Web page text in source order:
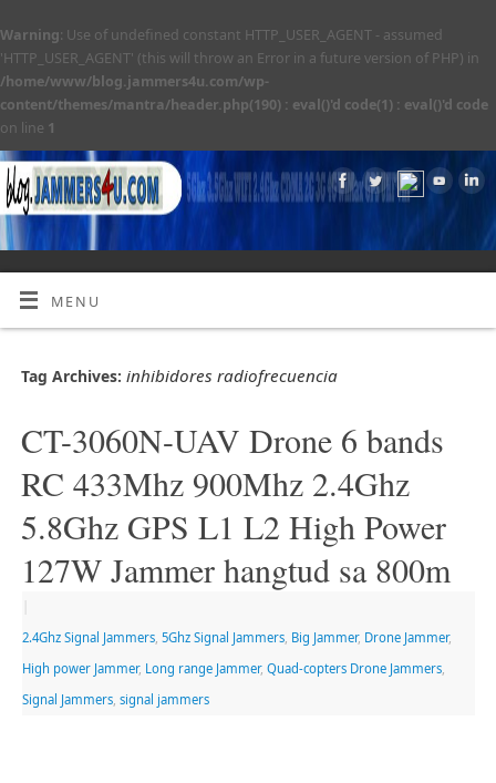
Warning: Use of undefined constant HTTP_USER_AGENT - assumed
'HTTP_USER_AGENT' (this will throw an Error in a future version of PHP) in
/home/www/blog.jammers4u.com/wp-
content/themes/mantra/header.php(190) : eval()'d code(1) : eval()'d code
on line 1
MENU
Tag Archives: inhibidores radiofrecuencia
CT-3060N-UAV Drone 6 bands
RC 433Mhz 900Mhz 2.4Ghz
5.8Ghz GPS L1 L2 High Power
127W Jammer hangtud sa 800m
2.4Ghz Signal Jammers, 5Ghz Signal Jammers, Big Jammer, Drone Jammer,
High power Jammer, Long range Jammer, Quad-copters Drone Jammers,
Signal Jammers, signal jammers